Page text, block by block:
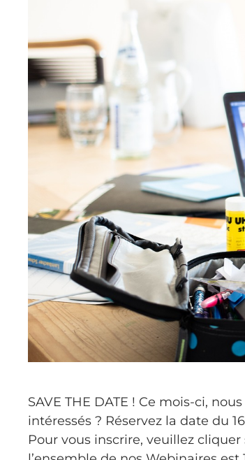
SAVE THE DATE ! Ce mois-ci,
intéressés ? Réservez la date du
Pour vous inscrire, veuillez